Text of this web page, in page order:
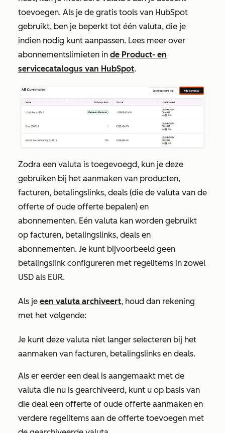
toevoegen. Als je de gratis tools van HubSpot
gebruikt, ben je beperkt tot één valuta, die je
indien nodig kunt aanpassen. Lees meer over
abonnementslimieten in de Product- en
servicecatalogus van HubSpot.
Zodra een valuta is toegevoegd, kun je deze
gebruiken bij het aanmaken van producten,
facturen, betalingslinks, deals (die de valuta van de
offerte of oude offerte bepalen) en
abonnementen. Eén valuta kan worden gebruikt
op facturen, betalingslinks, deals en
abonnementen. Je kunt bijvoorbeeld geen
betalingslink configureren met regelitems in zowel
USD als EUR.
Als je een valuta archiveert, houd dan rekening
met het volgende:
Je kunt deze valuta niet langer selecteren bij het
aanmaken van facturen, betalingslinks en deals.
Als er eerder een deal is aangemaakt met de
valuta die nu is gearchiveerd, kunt u op basis van
die deal een offerte of oude offerte aanmaken en
verdere regelitems aan de offerte toevoegen met